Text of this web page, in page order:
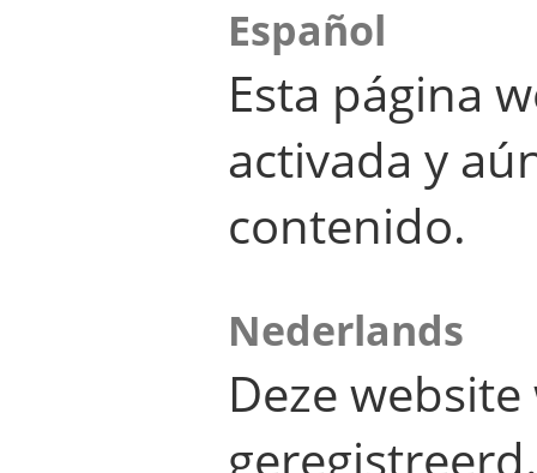
Español
Esta página
activada y
contenido.
Nederlands
Deze